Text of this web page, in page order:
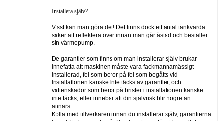
Installera själv?
Visst kan man göra det! Det finns dock ett antal tänkvärda
saker att reflektera över innan man går åstad och beställer
sin värmepump.
De garantier som finns om man installerar själv brukar
innefatta att maskinen måste vara fackmannamässigt
installerad, fel som beror på fel som begåtts vid
installationen kanske inte täcks av garantier, och
vattenskador som beror på brister i installationen kanske
inte täcks, eller innebär att din självrisk blir högre an
annars.
Kolla med tillverkaren innan du installerar själv, garantierna